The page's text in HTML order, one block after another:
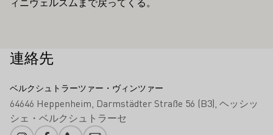
連絡先
ベルクシュトラーツァー・ヴィンツァー
64646 Heppenheim Darmstädter Straße 56 (B3) ヘッシッ
シェ・ベルクシュトラーセ